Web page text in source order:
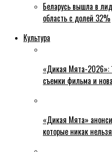
Беларусь вышла в
область с долей 32%
Культура
«Дикая Мята-2026»:
съемки фильма и
«Дикая Мята»
которые никак